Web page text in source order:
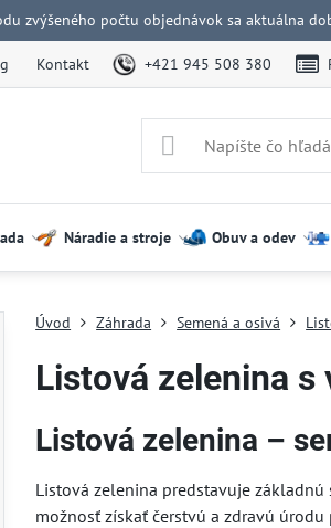
zvýšeného počtu objednávok sa aktuálna
Kontakt +421 945 508 380
Náradie a stroje Obuv a odev
Úvod Záhrada Semená a osivá
Listová zelenina
Listová zelenina –
Listová zelenina predstavuje
možnosť získať čerstvú a zdravú